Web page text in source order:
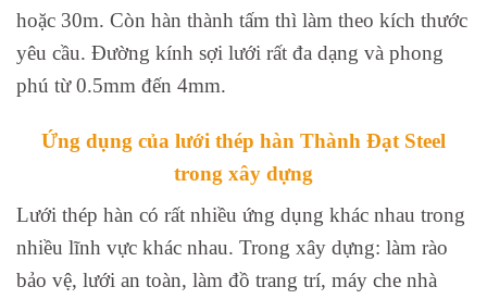
hoặc 30m. Còn hàn thành tấm thì làm theo kích thước
yêu cầu. Đường kính sợi lưới rất đa dạng và phong
phú từ 0.5mm đến 4mm.
Ứng dụng của lưới thép hàn Thành Đạt Steel
trong xây dựng
Lưới thép hàn có rất nhiều ứng dụng khác nhau trong
nhiều lĩnh vực khác nhau. Trong xây dựng: làm rào
bảo vệ, lưới an toàn, làm đồ trang trí, máy che nhà